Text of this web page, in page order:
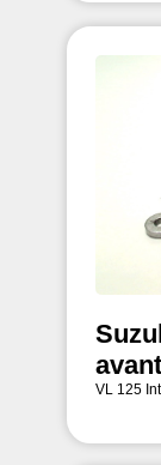
avant
VL 125